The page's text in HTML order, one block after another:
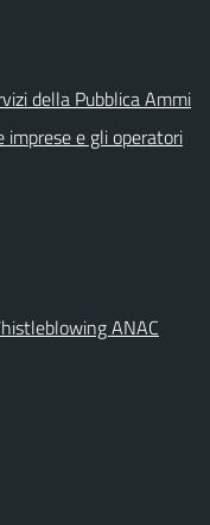
della Pubblica Ammi
e gli operatori
ANAC